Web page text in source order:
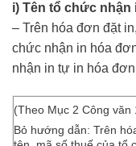
i) Tên tổ chức nhận
– Trên hóa đơn đặt
chức nhận in hóa
nhận in tự in hóa
(Theo Mục 2 Công văn
Bỏ hướng dẫn: Trên